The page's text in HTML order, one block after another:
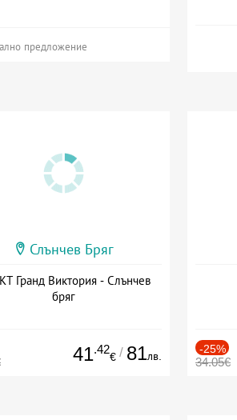
предложение
Слънчев Бряг
Гранд Виктория - Слънчев
бряг
41.42
€ / 81лв.
-25%
34.05€